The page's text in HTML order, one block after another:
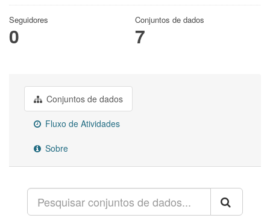
Seguidores
0
Conjuntos de dados
7
Conjuntos de dados
Fluxo de Atividades
Sobre